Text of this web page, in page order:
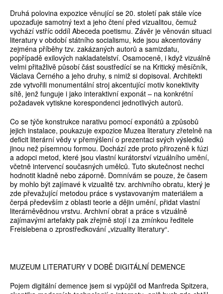
Druhá polovina expozice věnující se 20. století pak stále více
upozaďuje samotný text a jeho čtení před vizualitou, čemuž
vychází vstříc oddíl Abeceda poetismu. Závěr je věnován situaci
literatury v období státního socialismu, kde jsou akcentovány
zejména příběhy tzv. zakázaných autorů a samizdatu,
popřípadě exilových nakladatelství. Osamoceně, i když vizuálně
velmi přitažlivě působí část soustředící se na Kritický měsíčník,
Václava Černého a jeho druhy, s nimiž si dopisoval. Architekti
zde vytvořili monumentální stroj akcentující motiv konektivity
sítě, jenž funguje i jako interaktivní exponát – na konkrétní
požadavek vytiskne korespondenci jednotlivých autorů.
Co se týče konstrukce narativu pomocí exponátů a způsobů
jejich instalace, poukazuje expozice Muzea literatury zřetelně na
deficit literární vědy v přemýšlení o prezentaci svých výsledků
jinou než písemnou formou. Dochází zde proto přirozeně k fúzi
a adopci metod, které jsou vlastní kurátorství vizuálního umění,
včetně intervencí současných umělců. Tuto skutečnost nechci
hodnotit kladně nebo záporně. Domnívám se pouze, že časem
by mohlo být zajímavé k vizualitě tzv. archivního obratu, který je
zde převažující metodou práce s vystavovaným materiálem a
čerpá především z oblasti teorie a dějin umění, přidat vlastní
literárněvědnou vrstvu. Archivní obrat a práce s vizuálně
zajímavými artefakty pak zřejmě stojí i za zmínkou ředitele
Freislebena o zprostředkování „vizuality literatury“.
MUZEUM LITERATURY V DOBĚ DIGITÁLNÍ DEMENCE
Pojem digitální demence jsem si vypůjčil od Manfreda Spitzera,